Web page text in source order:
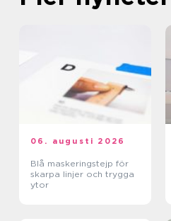
06. augusti 2026
Blå maskeringstejp för
skarpa linjer och trygga
ytor